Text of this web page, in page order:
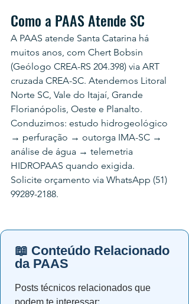
Como a PAAS Atende SC
A PAAS atende Santa Catarina há
muitos anos, com Chert Bobsin
(Geólogo CREA-RS 204.398) via ART
cruzada CREA-SC. Atendemos Litoral
Norte SC, Vale do Itajaí, Grande
Florianópolis, Oeste e Planalto.
Conduzimos: estudo hidrogeológico
→ perfuração → outorga IMA-SC →
análise de água → telemetria
HIDROPAAS quando exigida.
Solicite orçamento via WhatsApp (51)
99289-2188.
📖 Conteúdo Relacionado
da PAAS
Posts técnicos relacionados que
podem te interessar: